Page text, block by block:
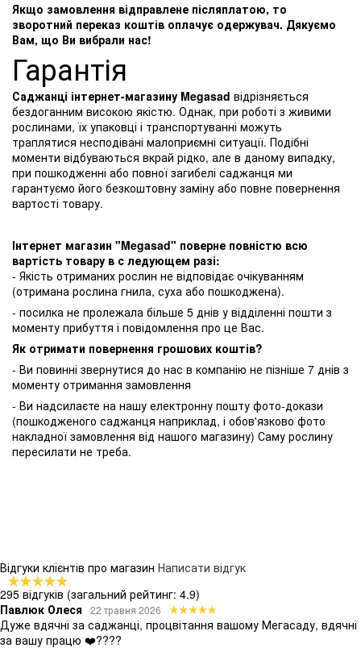
Якщо замовлення відправлене післяплатою, то
зворотний переказ коштів оплачує одержувач. Дякуємо
Вам, що Ви вибрали нас!
Гарантія
Саджанці інтернет-магазину Megasad відрізняється
бездоганним високою якістю. Однак, при роботі з живими
рослинами, їх упаковці і транспортуванні можуть
траплятися несподівані малоприємні ситуації. Подібні
моменти відбуваються вкрай рідко, але в даному випадку,
при пошкодженні або повної загибелі саджанця ми
гарантуємо його безкоштовну заміну або повне повернення
вартості товару.
Інтернет магазин "Megasad" поверне повністю всю
вартість товару в с ледующем разі:
- Якість отриманих рослин не відповідає очікуванням
(отримана рослина гнила, суха або пошкоджена).
- посилка не пролежала більше 5 днів у відділенні пошти з
моменту прибуття і повідомлення про це Вас.
Як отримати повернення грошових коштів?
- Ви повинні звернутися до нас в компанію не пізніше 7 днів з
моменту отримання замовлення
- Ви надсилаєте на нашу електронну пошту фото-докази
(пошкодженого саджанця наприклад, і обов'язково фото
накладної замовлення від нашого магазину) Саму рослину
пересилати не треба.
Відгуки клієнтів про магазин Написати відгук
295 відгуків (загальний рейтинг: 4.9)
Павлюк Олеся
22 травня 2026
Дуже вдячні за саджанці, процвітання вашому Мегасаду, вдячні
за вашу працю ❤️????